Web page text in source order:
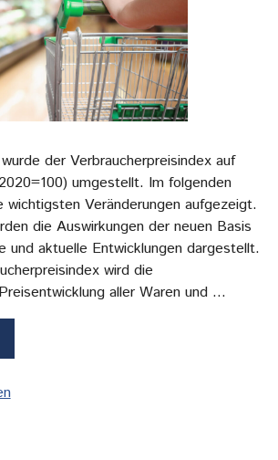
der Verbraucherpreisindex auf
umgestellt. Im folgenden
wichtigsten Veränderungen aufgezeigt.
die Auswirkungen der neuen Basis
und aktuelle Entwicklungen dargestellt.
wird die
aller Waren und …